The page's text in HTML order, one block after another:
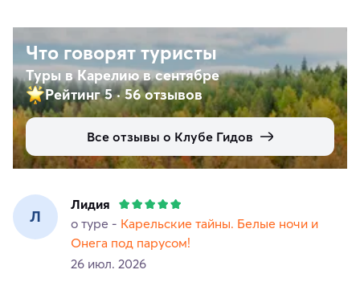
Что говорят туристы
Туры в Карелию в сентябре
Рейтинг 5·56 отзывов
Все отзывы о Клубе Гидов
Л
Лидия
о туре - Карельские тайны. Белые ночи и
Онега под парусом!
26 июл. 2026